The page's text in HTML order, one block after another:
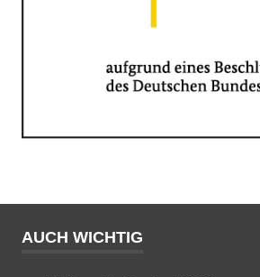
AUCH WICHTIG